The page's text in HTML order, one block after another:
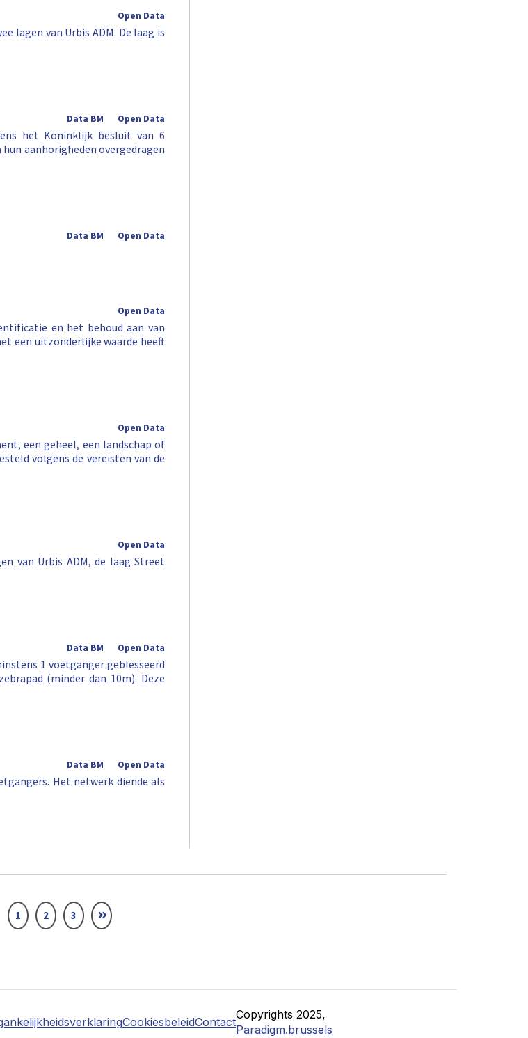
Open Data
lagen van Urbis ADM. De laag is
Open Data
Data BM
het Koninklijk besluit van 6
aanhorigheden overgedragen
Open Data
Data BM
Open Data
en het behoud aan van
een uitzonderlijke waarde heeft
Open Data
een geheel, een landschap of
volgens de vereisten van de
Open Data
van Urbis ADM, de laag Street
Open Data
Data BM
1 voetganger geblesseerd
(minder dan 10m). Deze
Open Data
Data BM
Het netwerk diende als
1 2 3
CookiesbeleidContact
Copyrights 2025,
Paradigm.brussels